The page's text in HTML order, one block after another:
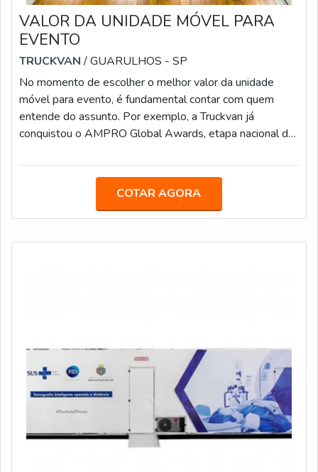
VALOR DA UNIDADE MÓVEL PARA
EVENTO
TRUCKVAN/ GUARULHOS - SP
No momento de escolher o melhor valor da unidade
móvel para evento, é fundamental contar com quem
entende do assunto. Por exemplo, a Truckvan já
conquistou o AMPRO Global Awards, etapa nacional da
categoria “Melhor Fornecedora”.A empresa já atendeu
publicidade e live marketing, como África, BFerraz,
TUDO, entre outras, realizando ações especiais e
COTAR AGORA